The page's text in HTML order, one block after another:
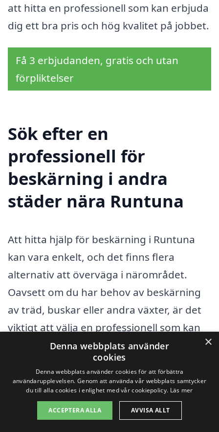
att hitta en professionell som kan erbjuda
dig ett bra pris och hög kvalitet på jobbet.
Få 3 erbjudanden, gratis och utan
förpliktelser
Sök efter en
professionell för
beskärning i andra
städer nära Runtuna
Att hitta hjälp för beskärning i Runtuna
kan vara enkelt, och det finns flera
alternativ att överväga i närområdet.
Oavsett om du har behov av beskärning
av träd, buskar eller andra växter, är det
viktigt att välja en professionell som kan
erbjuda kvalificerade tjänster. Genom att
använda plattformar som
pris-8hb.sekan du lätt få kontakt med
erfarna företag som erbjuder
beskärningstjänster.
×
Denna webbplats använder
cookies
Denna webbplats använder cookies för att förbättra
användarupplevelsen. Genom att använda vår webbplats samtycker
du till alla cookies i enlighet med vår cookiepolicy. Läs mer
ACCEPTERA ALLA AVVISA ALLT